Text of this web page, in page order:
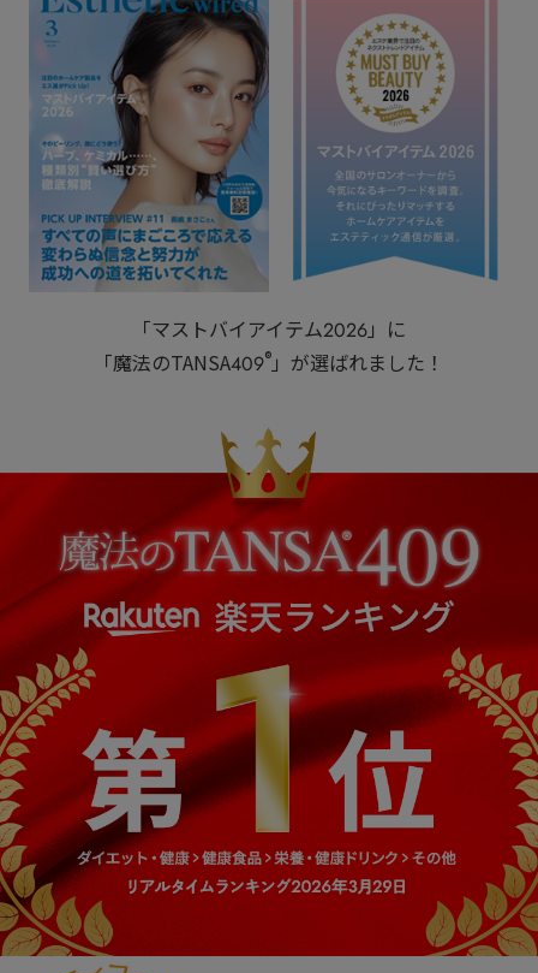
「マストバイアイテム2026」に
「魔法のTANSA409® 」が選ばれました！